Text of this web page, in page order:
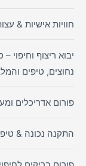
חוויות אישיות &
יבוא ריצוף
נחוצים, טיפים
פורום אדריכלים
התקנה נכונה &